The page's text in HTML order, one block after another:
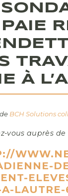
PAIE
À
BCH Solutions
vous auprès
A-